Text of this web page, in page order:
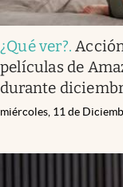
¿Qué ver?.
películas de
durante
miércoles, 11 de